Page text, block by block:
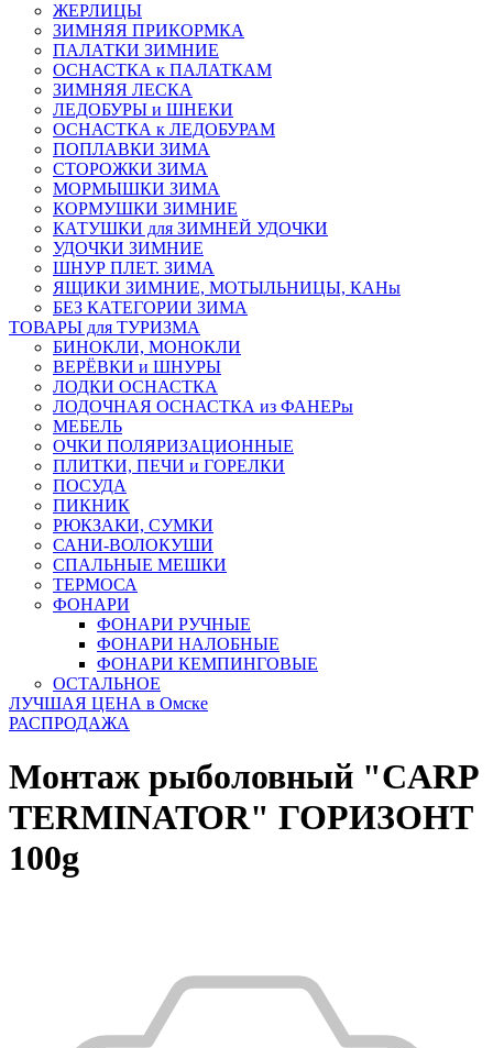
ЖЕРЛИЦЫ
ЗИМНЯЯ ПРИКОРМКА
ПАЛАТКИ ЗИМНИЕ
ОСНАСТКА к ПАЛАТКАМ
ЗИМНЯЯ ЛЕСКА
ЛЕДОБУРЫ и ШНЕКИ
ОСНАСТКА к ЛЕДОБУРАМ
ПОПЛАВКИ ЗИМА
СТОРОЖКИ ЗИМА
МОРМЫШКИ ЗИМА
КОРМУШКИ ЗИМНИЕ
КАТУШКИ для ЗИМНЕЙ УДОЧКИ
УДОЧКИ ЗИМНИЕ
ШНУР ПЛЕТ. ЗИМА
ЯЩИКИ ЗИМНИЕ, МОТЫЛЬНИЦЫ, КАНы
БЕЗ КАТЕГОРИИ ЗИМА
ТОВАРЫ для ТУРИЗМА
БИНОКЛИ, МОНОКЛИ
ВЕРЁВКИ и ШНУРЫ
ЛОДКИ ОСНАСТКА
ЛОДОЧНАЯ ОСНАСТКА из ФАНЕРы
МЕБЕЛЬ
ОЧКИ ПОЛЯРИЗАЦИОННЫЕ
ПЛИТКИ, ПЕЧИ и ГОРЕЛКИ
ПОСУДА
ПИКНИК
РЮКЗАКИ, СУМКИ
САНИ-ВОЛОКУШИ
СПАЛЬНЫЕ МЕШКИ
ТЕРМОСА
ФОНАРИ
ФОНАРИ РУЧНЫЕ
ФОНАРИ НАЛОБНЫЕ
ФОНАРИ КЕМПИНГОВЫЕ
ОСТАЛЬНОЕ
ЛУЧШАЯ ЦЕНА в Омске
РАСПРОДАЖА
Монтаж рыболовный "CARP
TERMINATOR" ГОРИЗОНТ
100g